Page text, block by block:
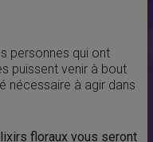
personnes qui ont
puissent venir à bout
nécessaire à agir dans
floraux vous seront